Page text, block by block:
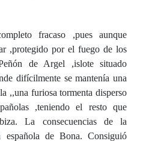
fracaso ,pues aunque
,protegido por el fuego de los
de Argel ,islote situado
difícilmente se mantenía una
,,una furiosa tormenta disperso
,teniendo el resto que
La consecuencias de la
de Bona. Consiguió